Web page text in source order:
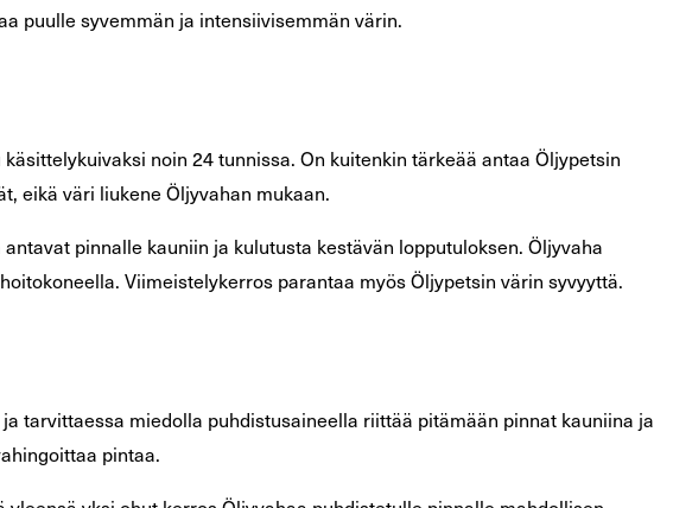
puulle syvemmän ja intensiivisemmän värin.
noin 24 tunnissa. On kuitenkin tärkeää antaa Öljypetsin
eikä väri liukene Öljyvahan mukaan.
pinnalle kauniin ja kulutusta kestävän lopputuloksen. Öljyvaha
Viimeistelykerros parantaa myös Öljypetsin värin syvyyttä.
tarvittaessa miedolla puhdistusaineella riittää pitämään pinnat kauniina ja
pintaa.